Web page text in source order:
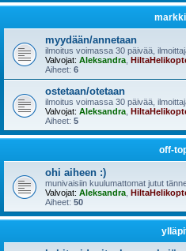
myydään/annetaan
ilmoitus voimassa 30 päivää,
Valvojat: Aleksandra
Aiheet: 6
ostetaan/otetaan
ilmoitus voimassa 30 päivää,
Valvojat: Aleksandra
Aiheet: 5
off-
ohi aiheen :)
munivaisiin kuulumattomat jutut
Valvojat: Aleksandra
Aiheet: 50